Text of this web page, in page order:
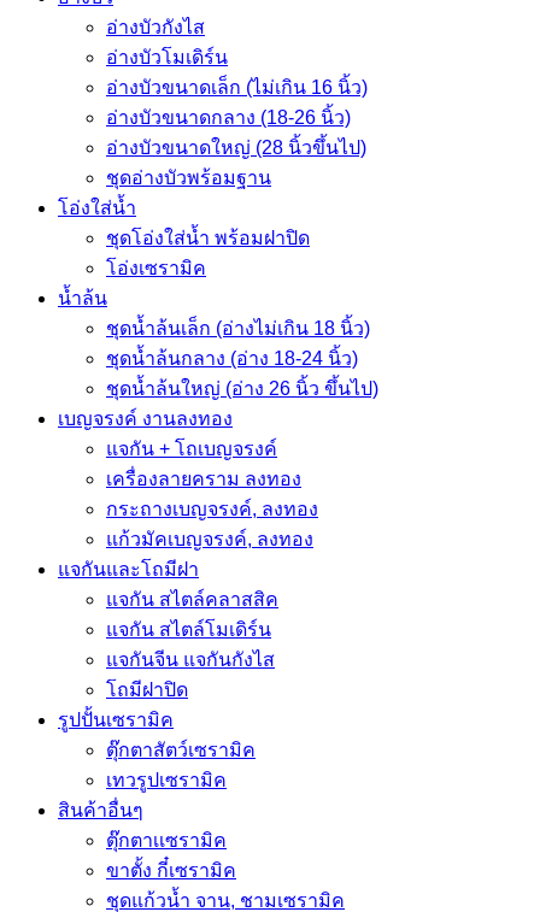
อ่างบัวกังไส
อ่างบัวโมเดิร์น
อ่างบัวขนาดเล็ก (ไม่เกิน 16 นิ้ว)
อ่างบัวขนาดกลาง (18-26 นิ้ว)
อ่างบัวขนาดใหญ่ (28 นิ้วขึ้นไป)
ชุดอ่างบัวพร้อมฐาน
โอ่งใส่น้ำ
ชุดโอ่งใส่น้ำ พร้อมฝาปิด
โอ่งเซรามิค
น้ำล้น
ชุดน้ำล้นเล็ก (อ่างไม่เกิน 18 นิ้ว)
ชุดน้ำล้นกลาง (อ่าง 18-24 นิ้ว)
ชุดน้ำล้นใหญ่ (อ่าง 26 นิ้ว ขึ้นไป)
เบญจรงค์ งานลงทอง
แจกัน + โถเบญจรงค์
เครื่องลายคราม ลงทอง
กระถางเบญจรงค์, ลงทอง
แก้วมัคเบญจรงค์, ลงทอง
แจกันและโถมีฝา
แจกัน สไตล์คลาสสิค
แจกัน สไตล์โมเดิร์น
แจกันจีน แจกันกังไส
โถมีฝาปิด
รูปปั้นเซรามิค
ตุ๊กตาสัตว์เซรามิค
เทวรูปเซรามิค
สินค้าอื่นๆ
ตุ๊กตาเเซรามิค
ขาตั้ง กี๋เซรามิค
ชุดแก้วน้ำ จาน, ชามเซรามิค